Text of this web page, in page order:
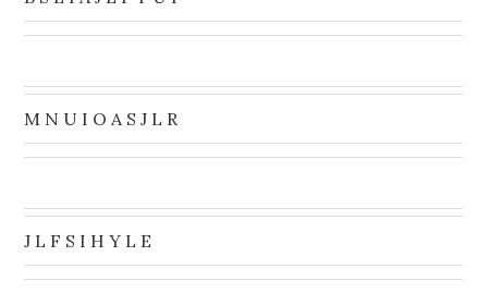
M N U I O A S J L R
J L F S I H Y L E